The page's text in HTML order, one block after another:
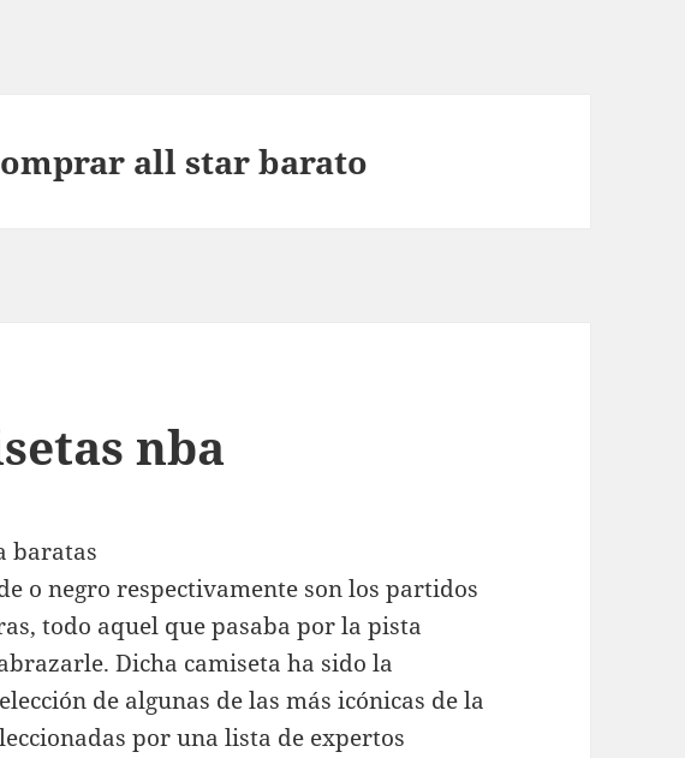
all star barato
nba
o negro respectivamente son los partidos
todo aquel que pasaba por la pista
Dicha camiseta ha sido la
de algunas de las más icónicas de la
por una lista de expertos